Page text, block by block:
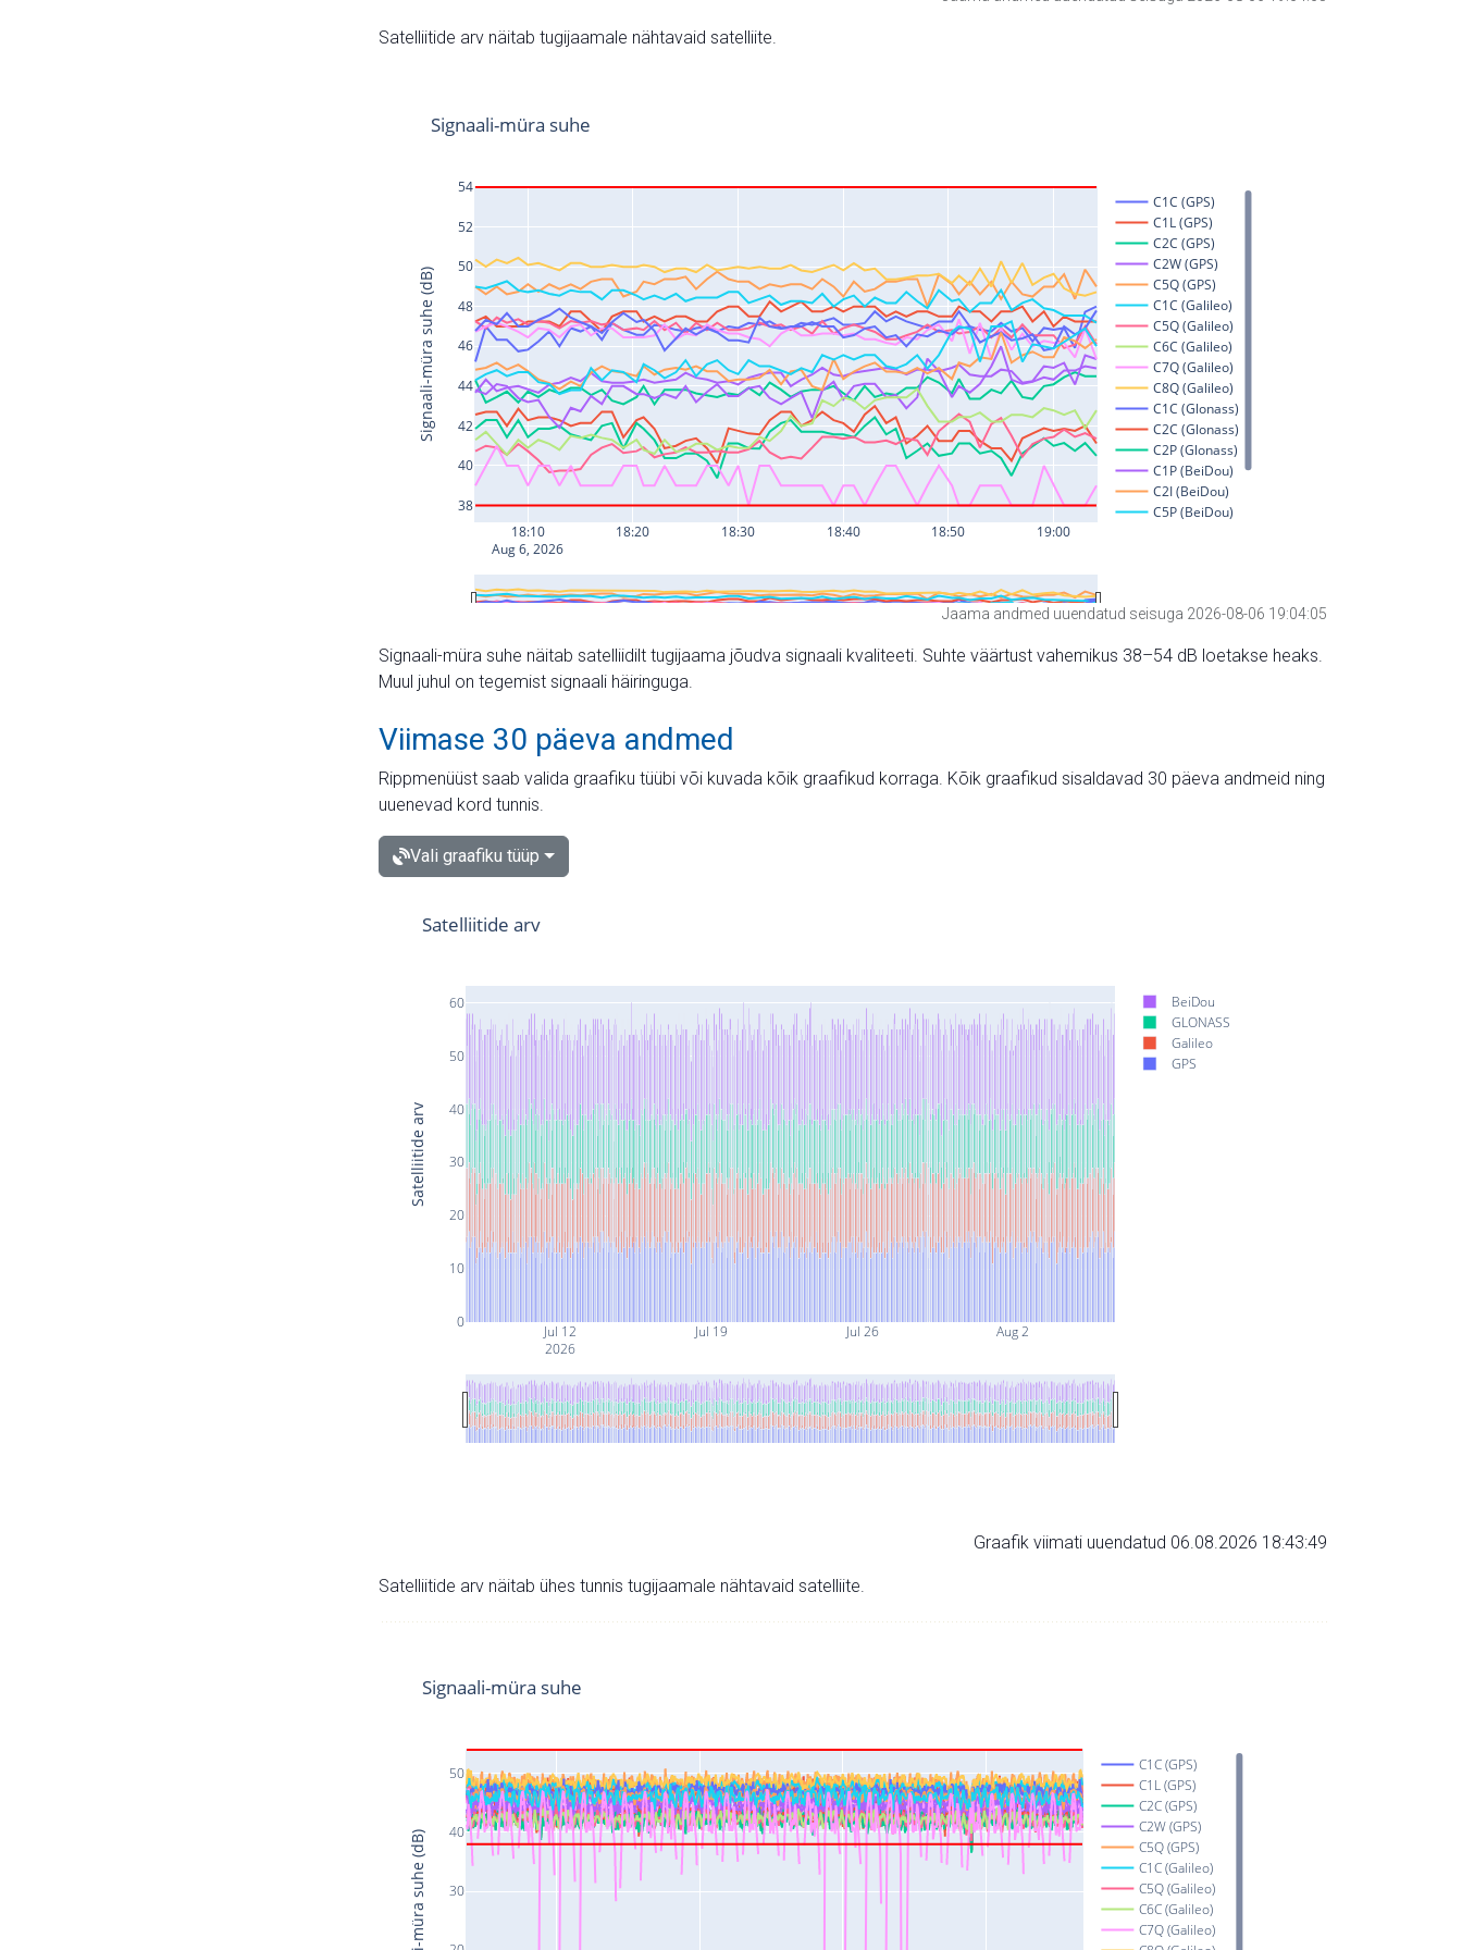
Satelliitide arv näitab tugijaamale nähtavaid satelliite.
Jaama andmed uuendatud seisuga 2026-08-06 19:04:05
Signaali-müra suhe näitab satelliidilt tugijaama jõudva signaali kvaliteeti. Suhte väärtust vahemikus 38–54 dB loetakse heaks.
Muul juhul on tegemist signaali häiringuga.
Viimase 30 päeva andmed
Rippmenüüst saab valida graafiku tüübi või kuvada kõik graafikud korraga. Kõik graafikud sisaldavad 30 päeva andmeid ning
uuenevad kord tunnis.
Vali graafiku tüüp
Jul 12
2026
Jul 19 Jul 26 Aug 2
0
10
20
30
40
50
60
BeiDou
GLONASS
Galileo
GPS
Satelliitide arv
Satelliitide arv
Graafik viimati uuendatud 06.08.2026 18:43:49
Satelliitide arv näitab ühes tunnis tugijaamale nähtavaid satelliite.
30
40
50
C1C (GPS)
C1L (GPS)
C2C (GPS)
C2W (GPS)
C5Q (GPS)
C1C (Galileo)
C5Q (Galileo)
C6C (Galileo)
C7Q (Galileo)
Signaali-müra suhe